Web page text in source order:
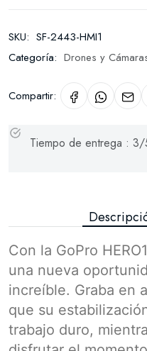
SKU: SF-2443-HMI1
Categoría: Drones y
Compartir:
Tiempo de entrega :
Con la GoPro
una nueva
increíble. Graba en
que su
trabajo duro,